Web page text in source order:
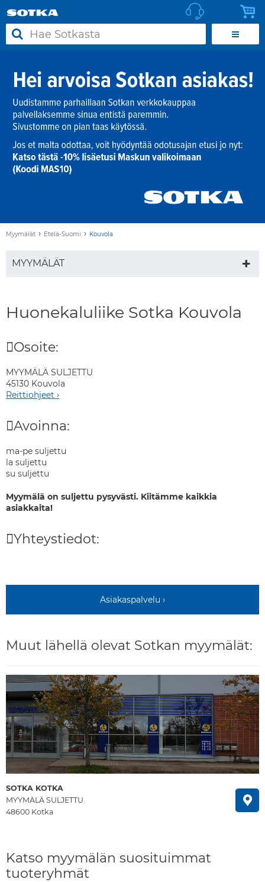
Myymälät › Etelä-Suomi › Kouvola
MYYMÄLÄT
Huonekaluliike Sotka Kouvola
Osoite:
MYYMÄLÄ SULJETTU
45130 Kouvola
Reittiohjeet ›
Avoinna:
ma-pe suljettu
la suljettu
su suljettu
Myymälä on suljettu pysyvästi. Kiitämme kaikkia
asiakkaita!
Yhteystiedot:
Asiakaspalvelu ›
Muut lähellä olevat Sotkan myymälät:
SOTKA KOTKA
MYYMÄLÄ SULJETTU
48600 Kotka
Katso myymälän suosituimmat
tuoteryhmät